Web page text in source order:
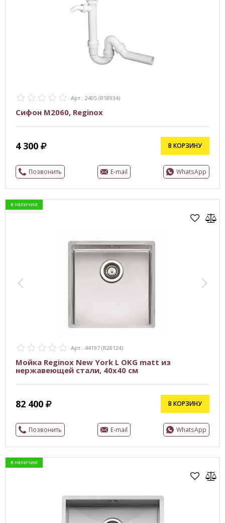
Арт.: 2405 (R18934)
Сифон M2060, Reginox
4 300 В КОРЗИНУ
Позвонить E-mail WhatsApp
в наличии
Арт.: 44197 (R28124)
Мойка Reginox New York L OKG matt из
нержавеющей стали, 40x40 см
82 400 В КОРЗИНУ
Позвонить E-mail WhatsApp
в наличии